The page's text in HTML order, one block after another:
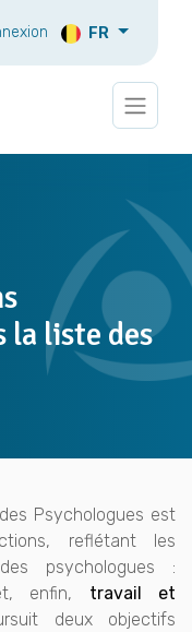
FR
la liste des
Psychologues est
reflétant les
psychologues :
enfin, travail et
deux objectifs